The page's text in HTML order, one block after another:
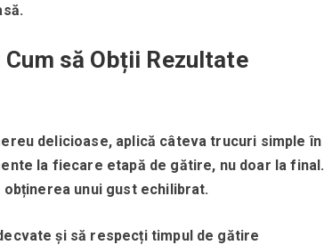
să Obții Rezultate
delicioase, aplică câteva trucuri simple în
la fiecare etapă de gătire, nu doar la final.
unui gust echilibrat.
și să respecți timpul de gătire